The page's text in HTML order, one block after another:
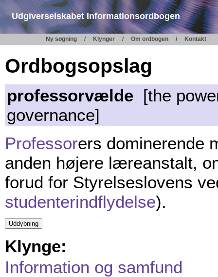
Udgiverselskabet Informationsordbogen
Ny søgning Klynger Om ordbogen Kontakt
Ordbogsopslag
professorvælde [the
governance]
Professorers dominerende
anden højere læreanstalt,
forud for Styrelseslovens
studenterindflydelse).
Klynge:
Information og samfund